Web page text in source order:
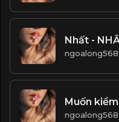
ngoalong568
ngoalong568